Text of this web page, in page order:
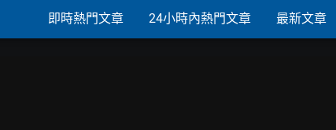
即時熱門文章 24小時內熱門文章 最新文章